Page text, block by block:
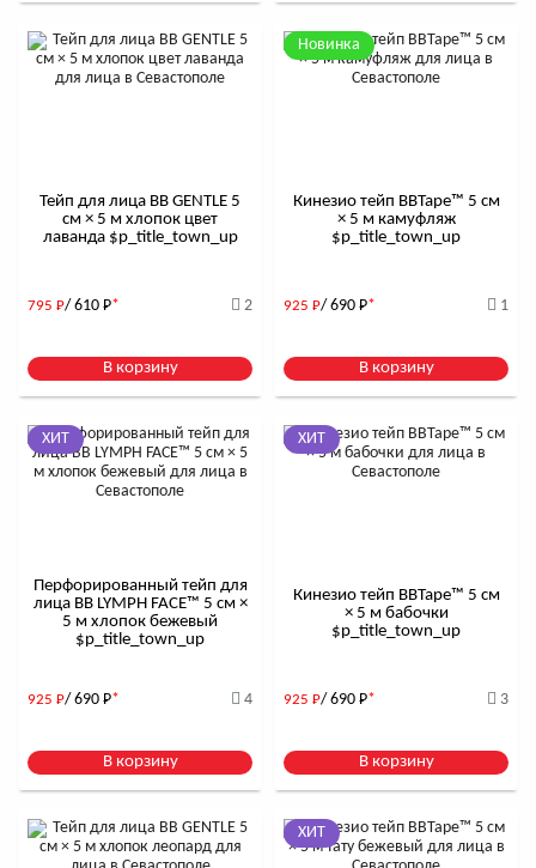
Тейп для лица BB GENTLE 5
см × 5 м хлопок цвет
лаванда $р_title_town_up
795 Р/ 610 Р* 2
В корзину
Новинка
Кинезио тейп BBTape™ 5 см
× 5 м камуфляж
$р_title_town_up
925 Р/ 690 Р* 1
В корзину
ХИТ
Перфорированный тейп для
лица BB LYMPH FACE™ 5 см ×
5 м хлопок бежевый
$р_title_town_up
925 Р/ 690 Р* 4
В корзину
ХИТ
Кинезио тейп BBTape™ 5 см
× 5 м бабочки
$р_title_town_up
925 Р/ 690 Р* 3
В корзину
ХИТ